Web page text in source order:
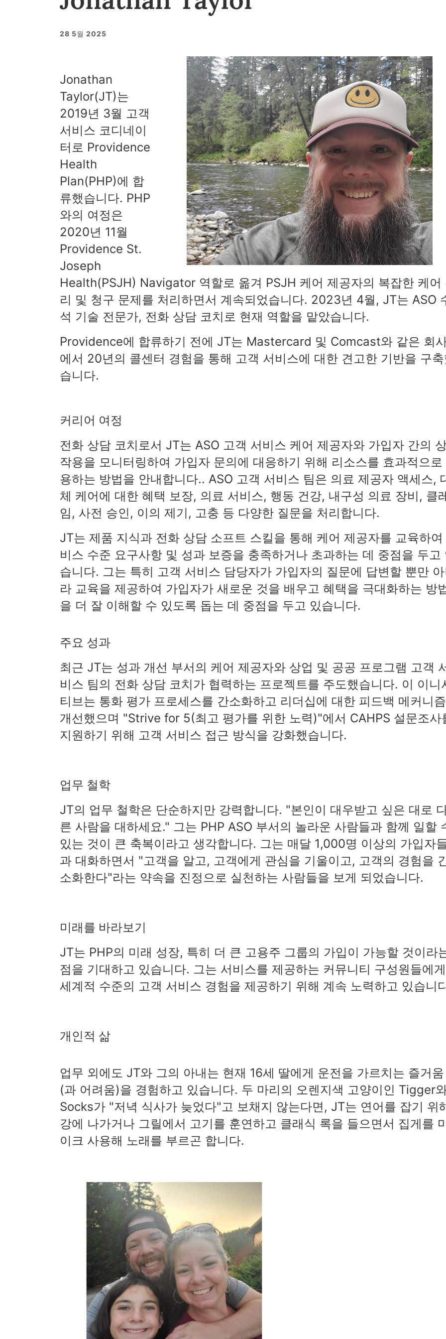
28 5월 2025
Jonathan
Taylor(JT)는
2019년 3월 고객
서비스 코디네이
터로 Providence
Health
Plan(PHP)에 합
류했습니다. PHP
와의 여정은
2020년 11월
Providence St.
Joseph
Health(PSJH) Navigator 역할로 옮겨 PSJH 케어 제공자의 복잡한 케어
리 및 청구 문제를 처리하면서 계속되었습니다. 2023년 4월, JT는 ASO
석 기술 전문가, 전화 상담 코치로 현재 역할을 맡았습니다.
Providence에 합류하기 전에 JT는 Mastercard 및 Comcast와 같은 회
에서 20년의 콜센터 경험을 통해 고객 서비스에 대한 견고한 기반을 구축
습니다.
커리어 여정
전화 상담 코치로서 JT는 ASO 고객 서비스 케어 제공자와 가입자 간의
작용을 모니터링하여 가입자 문의에 대응하기 위해 리소스를 효과적으로
용하는 방법을 안내합니다.. ASO 고객 서비스 팀은 의료 제공자 액세스,
체 케어에 대한 혜택 보장, 의료 서비스, 행동 건강, 내구성 의료 장비, 클
임, 사전 승인, 이의 제기, 고충 등 다양한 질문을 처리합니다.
JT는 제품 지식과 전화 상담 소프트 스킬을 통해 케어 제공자를 교육하여
비스 수준 요구사항 및 성과 보증을 충족하거나 초과하는 데 중점을 두고
습니다. 그는 특히 고객 서비스 담당자가 가입자의 질문에 답변할 뿐만 아
라 교육을 제공하여 가입자가 새로운 것을 배우고 혜택을 극대화하는 방
을 더 잘 이해할 수 있도록 돕는 데 중점을 두고 있습니다.
주요 성과
최근 JT는 성과 개선 부서의 케어 제공자와 상업 및 공공 프로그램 고객
비스 팀의 전화 상담 코치가 협력하는 프로젝트를 주도했습니다. 이 이니
티브는 통화 평가 프로세스를 간소화하고 리더십에 대한 피드백 메커니
개선했으며 "Strive for 5(최고 평가를 위한 노력)"에서 CAHPS 설문조사
지원하기 위해 고객 서비스 접근 방식을 강화했습니다.
업무 철학
JT의 업무 철학은 단순하지만 강력합니다. "본인이 대우받고 싶은 대로
른 사람을 대하세요." 그는 PHP ASO 부서의 놀라운 사람들과 함께 일할
있는 것이 큰 축복이라고 생각합니다. 그는 매달 1,000명 이상의 가입자
과 대화하면서 "고객을 알고, 고객에게 관심을 기울이고, 고객의 경험을
소화한다"라는 약속을 진정으로 실천하는 사람들을 보게 되었습니다.
미래를 바라보기
JT는 PHP의 미래 성장, 특히 더 큰 고용주 그룹의 가입이 가능할 것이라
점을 기대하고 있습니다. 그는 서비스를 제공하는 커뮤니티 구성원들에게
세계적 수준의 고객 서비스 경험을 제공하기 위해 계속 노력하고 있습니
개인적 삶
업무 외에도 JT와 그의 아내는 현재 16세 딸에게 운전을 가르치는 즐거움
(과 어려움)을 경험하고 있습니다. 두 마리의 오렌지색 고양이인 Tigger
Socks가 "저녁 식사가 늦었다"고 보채지 않는다면, JT는 연어를 잡기 위
강에 나가거나 그릴에서 고기를 훈연하고 클래식 록을 들으면서 집게를
이크 사용해 노래를 부르곤 합니다.